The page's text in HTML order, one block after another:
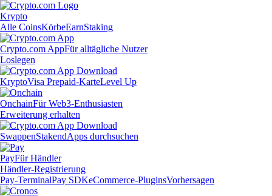
Krypto
Alle CoinsKörbeEarnStaking
Crypto.com AppFür alltägliche Nutzer
Loslegen
KryptoVisa Prepaid-KarteLevel Up
OnchainFür Web3-Enthusiasten
Erweiterung erhalten
SwappenStakendApps durchsuchen
PayFür Händler
Händler-Registrierung
Pay-TerminalPay SDKeCommerce-PluginsVorhersagen